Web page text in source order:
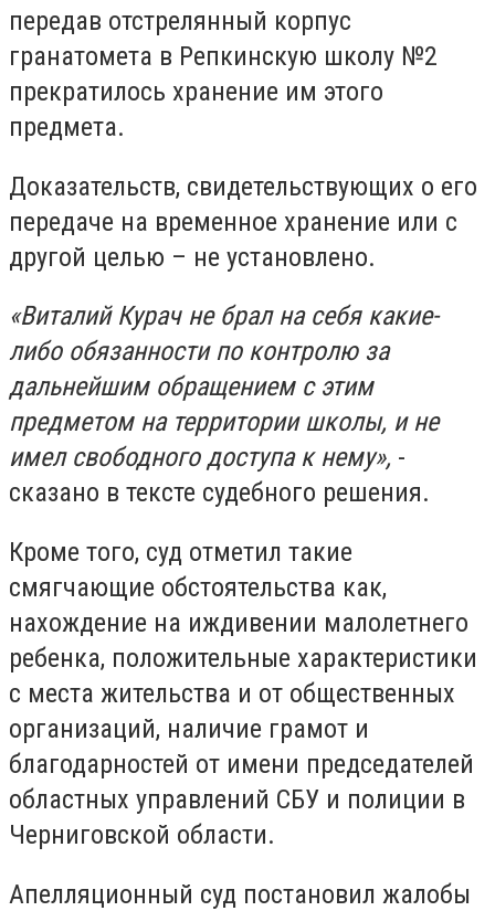
передав отстрелянный корпус
гранатомета в Репкинскую школу №2
прекратилось хранение им этого
предмета.
Доказательств, свидетельствующих о его
передаче на временное хранение или с
другой целью – не установлено.
«Виталий Курач не брал на себя какие-
либо обязанности по контролю за
дальнейшим обращением с этим
предметом на территории школы, и не
имел свободного доступа к нему», -
сказано в тексте судебного решения.
Кроме того, суд отметил такие
смягчающие обстоятельства как,
нахождение на иждивении малолетнего
ребенка, положительные характеристики
с места жительства и от общественных
организаций, наличие грамот и
благодарностей от имени председателей
областных управлений СБУ и полиции в
Черниговской области.
Апелляционный суд постановил жалобы